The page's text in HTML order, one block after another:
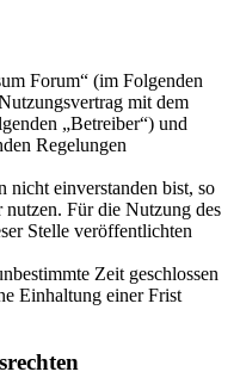
Forum“ (im Folgenden
mit dem
„Betreiber“) und
Regelungen
nicht einverstanden bist, so
Für die Nutzung des
Stelle veröffentlichten
Zeit geschlossen
Einhaltung einer Frist